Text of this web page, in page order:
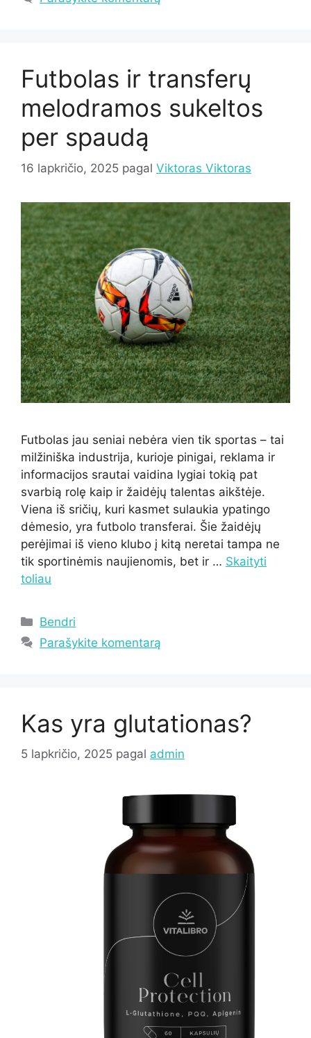
Futbolas ir transferų
melodramos sukeltos
per spaudą
16 lapkričio, 2025 pagal Viktoras Viktoras
Futbolas jau seniai nebėra vien tik sportas – tai
milžiniška industrija, kurioje pinigai, reklama ir
informacijos srautai vaidina lygiai tokią pat
svarbią rolę kaip ir žaidėjų talentas aikštėje.
Viena iš sričių, kuri kasmet sulaukia ypatingo
dėmesio, yra futbolo transferai. Šie žaidėjų
perėjimai iš vieno klubo į kitą neretai tampa ne
tik sportinėmis naujienomis, bet ir … Skaityti
toliau
Kategorijos
Bendri
Parašykite komentarą
Kas yra glutationas?
5 lapkričio, 2025 pagal admin